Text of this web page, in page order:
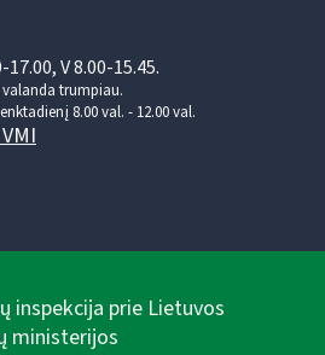
V 8.00-15.45.
valanda trumpiau.
8.00 val. - 12.00 val.
inspekcija prie Lietuvos
ministerijos